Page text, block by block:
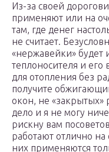
Из-за своей
применяют или на
там, где денег
не считает.
«нержавейки» будет
теплоносителя и
для отопления без
получите
окон, не «закрытых»
дело и я не могу
рискну вам
работают отлично на
них применяются